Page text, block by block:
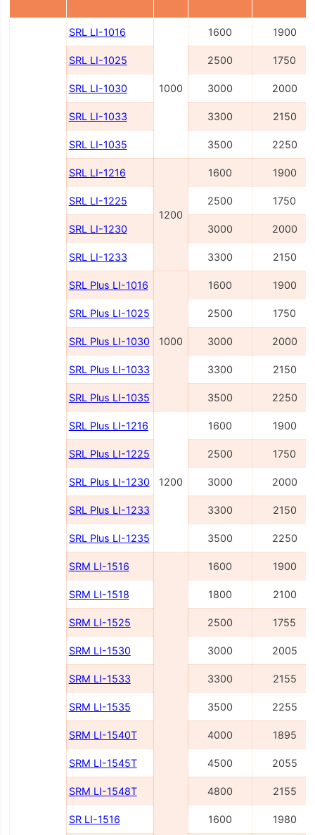
SRL LI-1016
1000
1600 1900
SRL LI-1025 2500 1750
SRL LI-1030 3000 2000
SRL LI-1033 3300 2150
SRL LI-1035 3500 2250
SRL LI-1216
1200
1600 1900
SRL LI-1225 2500 1750
SRL LI-1230 3000 2000
SRL LI-1233 3300 2150
SRL Plus LI-1016
1000
1600 1900
SRL Plus LI-1025 2500 1750
SRL Plus LI-1030 3000 2000
SRL Plus LI-1033 3300 2150
SRL Plus LI-1035 3500 2250
SRL Plus LI-1216
1200
1600 1900
SRL Plus LI-1225 2500 1750
SRL Plus LI-1230 3000 2000
SRL Plus LI-1233 3300 2150
SRL Plus LI-1235 3500 2250
SRM LI-1516 1600 1900
SRM LI-1518 1800 2100
SRM LI-1525 2500 1755
SRM LI-1530 3000 2005
SRM LI-1533 3300 2155
SRM LI-1535 3500 2255
SRM LI-1540Т 4000 1895
SRM LI-1545Т 4500 2055
SRM LI-1548Т 4800 2155
SR LI-1516 1600 1980